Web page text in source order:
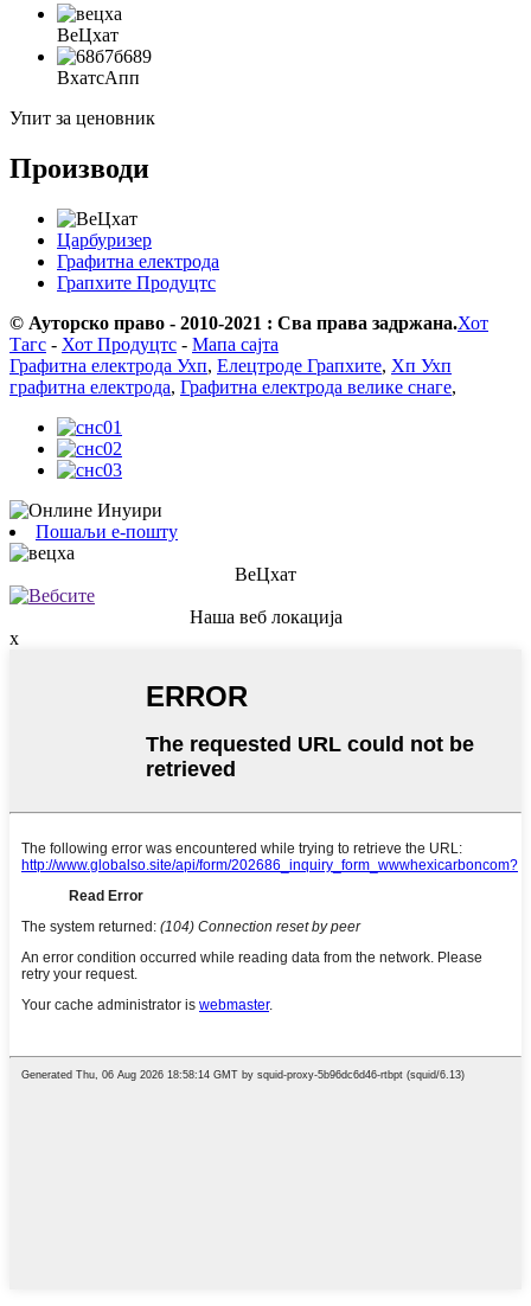
ВеЦхат
ВхатсАпп
Упит за ценовник
Производи
Царбуризер
Графитна електрода
Грапхите Продуцтс
© Ауторско право - 2010-2021 : Сва права задржана.Хот
Тагс - Хот Продуцтс - Мапа сајта
Графитна електрода Ухп, Елецтроде Грапхите, Хп Ухп
графитна електрода, Графитна електрода велике снаге,
Пошаљи е-пошту
ВеЦхат
Наша веб локација
x